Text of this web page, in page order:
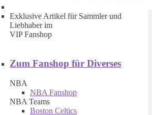
Exklusive Artikel für Sammler und
Liebhaber im
VIP Fanshop
Zum Fanshop für Diverses
NBA
NBA Fanshop
NBA Teams
Boston Celtics